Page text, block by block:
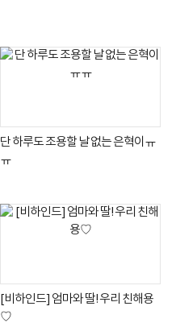
단 하루도 조용할 날 없는 은혁이ㅠ
ㅠ
[비하인드] 엄마와 딸! 우리 친해용
♡